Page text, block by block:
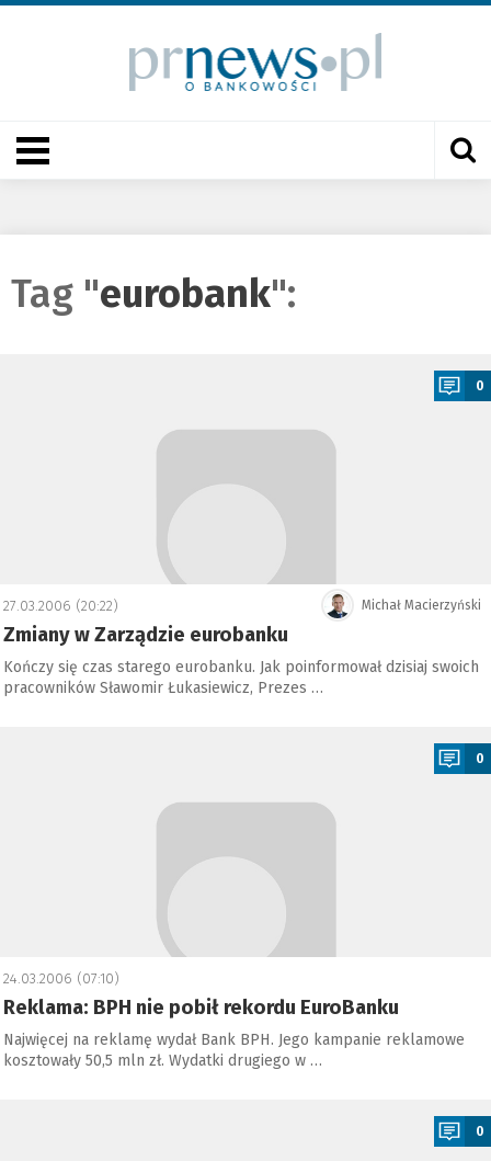
Tag "eurobank":
0
Michał Macierzyński
27.03.2006 (20:22)
Zmiany w Zarządzie eurobanku
Kończy się czas starego eurobanku. Jak poinformował dzisiaj swoich
pracowników Sławomir Łukasiewicz, Prezes …
0
24.03.2006 (07:10)
Reklama: BPH nie pobił rekordu EuroBanku
Najwięcej na reklamę wydał Bank BPH. Jego kampanie reklamowe
kosztowały 50,5 mln zł. Wydatki drugiego w …
0